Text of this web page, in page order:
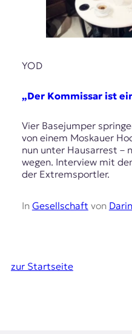
YOD
„Der Kommissar ist
Vier Basejumper
von einem Moskauer
nun unter Hausarrest –
wegen. Interview mit
der Extremsportler.
In Gesellschaft von
zur Startseite